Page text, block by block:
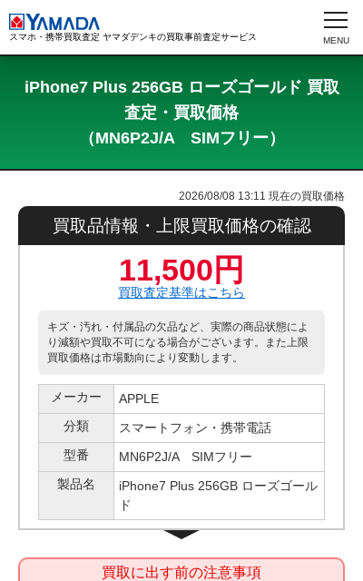
スマホ・携帯買取査定 ヤマダデンキの買取事前査定サービス
iPhone7 Plus 256GB ローズゴールド 買取
査定・買取価格
（MN6P2J/A SIMフリー）
2026/08/08 13:11 現在の買取価格
買取品情報・上限買取価格の確認
11,500円
買取査定基準はこちら
キズ・汚れ・付属品の欠品など、実際の商品状態によ
り減額や買取不可になる場合がございます。また上限
買取価格は市場動向により変動します。
メーカー
APPLE
分類
スマートフォン・携帯電話
型番
MN6P2J/A SIMフリー
製品名
iPhone7 Plus 256GB ローズゴール
ド
買取に出す前の注意事項